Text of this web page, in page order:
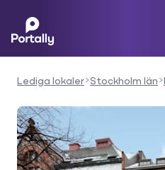
Lediga lokaler Stockholm län